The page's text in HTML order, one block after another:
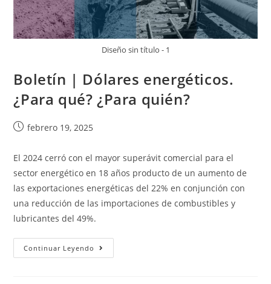
Diseño sin título - 1
Boletín | Dólares energéticos.
¿Para qué? ¿Para quién?
febrero 19, 2025
El 2024 cerró con el mayor superávit comercial para el
sector energético en 18 años producto de un aumento de
las exportaciones energéticas del 22% en conjunción con
una reducción de las importaciones de combustibles y
lubricantes del 49%.
Continuar Leyendo